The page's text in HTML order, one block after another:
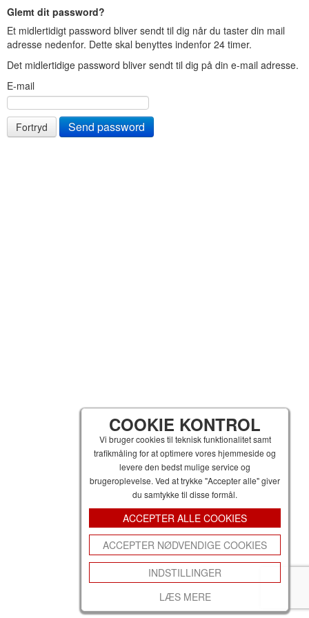
COOKIE KONTROL
Vi bruger cookies til teknisk funktionalitet samt
trafikmåling for at optimere vores hjemmeside og
levere den bedst mulige service og
brugeroplevelse. Ved at trykke "Accepter alle" giver
du samtykke til disse formål.
ACCEPTER ALLE COOKIES
ACCEPTER NØDVENDIGE COOKIES
INDSTILLINGER
LÆS MERE
Glemt dit password?
Et midlertidigt password bliver sendt til dig når du taster din mail
adresse nedenfor. Dette skal benyttes indenfor 24 timer.
Det midlertidige password bliver sendt til dig på din e-mail adresse.
E-mail
Fortryd